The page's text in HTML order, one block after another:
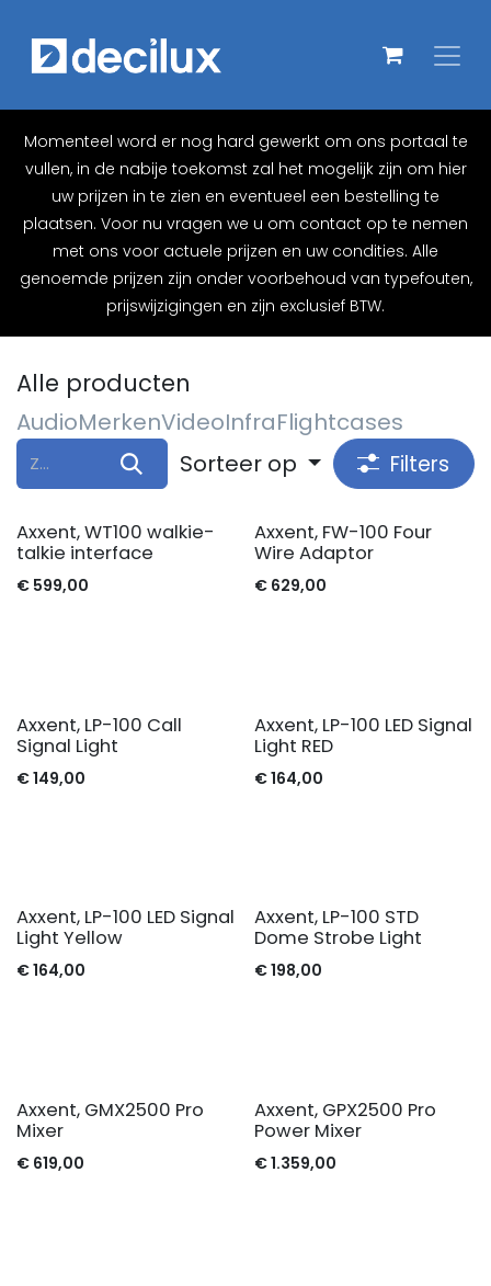
Momenteel word er nog hard gewerkt om ons portaal te
vullen, in de nabije toekomst zal het mogelijk zijn om hier
uw prijzen in te zien en eventueel een bestelling te
plaatsen. Voor nu vragen we u om contact op te nemen
met ons voor actuele prijzen en uw condities. Alle
genoemde prijzen zijn onder voorbehoud van typefouten,
prijswijzigingen en zijn exclusief BTW.
Alle producten
AudioMerkenVideoInfraFlightcases
Sorteer op
Filters
Axxent, WT100 walkie-
talkie interface
€ 599,00
Axxent, FW-100 Four
Wire Adaptor
€ 629,00
Axxent, LP-100 Call
Signal Light
€149,00
Axxent, LP-100 LED Signal
Light RED
€164,00
Axxent, LP-100 LED Signal
Light Yellow
€164,00
Axxent, LP-100 STD
Dome Strobe Light
€198,00
Axxent, GMX2500 Pro
Mixer
€ 619,00
Axxent, GPX2500 Pro
Power Mixer
€1.359,00